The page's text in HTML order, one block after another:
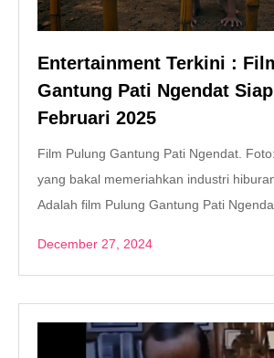
Entertainment Terkini :
Gantung Pati Ngendat
Februari 2025
Film Pulung Gantung Pati Ngendat.
yang bakal memeriahkan industri
Adalah film Pulung Gantung Pati
December 27, 2024